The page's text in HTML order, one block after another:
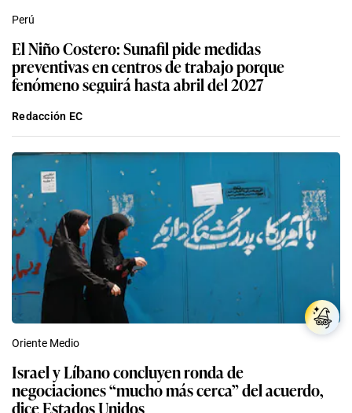
Perú
El Niño Costero: Sunafil pide medidas
preventivas en centros de trabajo porque
fenómeno seguirá hasta abril del 2027
Redacción EC
Oriente Medio
Israel y Líbano concluyen ronda de
negociaciones “mucho más cerca” del acuerdo,
dice Estados Unidos